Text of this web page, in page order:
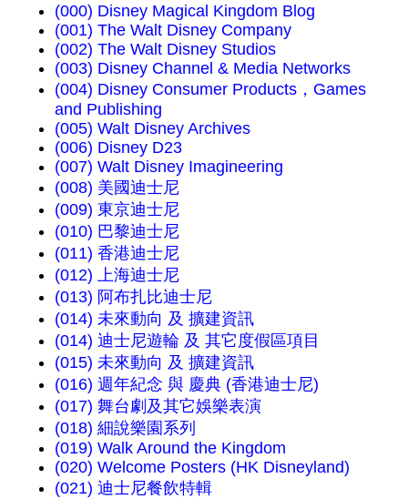
(000) Disney Magical Kingdom Blog
(001) The Walt Disney Company
(002) The Walt Disney Studios
(003) Disney Channel & Media Networks
(004) Disney Consumer Products，Games
and Publishing
(005) Walt Disney Archives
(006) Disney D23
(007) Walt Disney Imagineering
(008) 美國迪士尼
(009) 東京迪士尼
(010) 巴黎迪士尼
(011) 香港迪士尼
(012) 上海迪士尼
(013) 阿布扎比迪士尼
(014) 未來動向 及 擴建資訊
(014) 迪士尼遊輪 及 其它度假區項目
(015) 未來動向 及 擴建資訊
(016) 週年紀念 與 慶典 (香港迪士尼)
(017) 舞台劇及其它娛樂表演
(018) 細說樂園系列
(019) Walk Around the Kingdom
(020) Welcome Posters (HK Disneyland)
(021) 迪士尼餐飲特輯